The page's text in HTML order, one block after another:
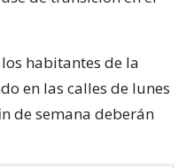
habitantes de la
en las calles de lunes
de semana deberán